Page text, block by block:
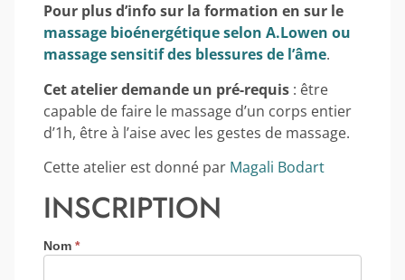
Pour plus d’info sur la formation en sur le
massage bioénergétique selon A.Lowen ou
massage sensitif des blessures de l’âme.
Cet atelier demande un pré-requis : être
capable de faire le massage d’un corps entier
d’1h, être à l’aise avec les gestes de massage.
Cette atelier est donné par Magali Bodart
INSCRIPTION
Nom *